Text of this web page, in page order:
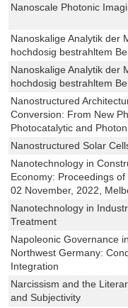
Nanoscale Photonic
Nanoskalige Analytik der
hochdosig bestrahltem
Nanoskalige Analytik der
hochdosig bestrahltem
Nanostructured
Conversion: From New
Photocatalytic and
Nanostructured Solar
Nanotechnology in
Economy: Proceedings
02 November, 2022,
Nanotechnology in
Treatment
Napoleonic Governance
Northwest Germany:
Integration
Narcissism and the
and Subjectivity